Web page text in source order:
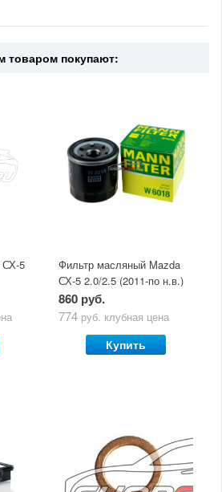
товаром покупают:
СХ-5
Фильтр масляный Mazda
СХ-5 2.0/2.5 (2011-по н.в.)
Mann
860 руб.
774 руб. клубная цена
Купить